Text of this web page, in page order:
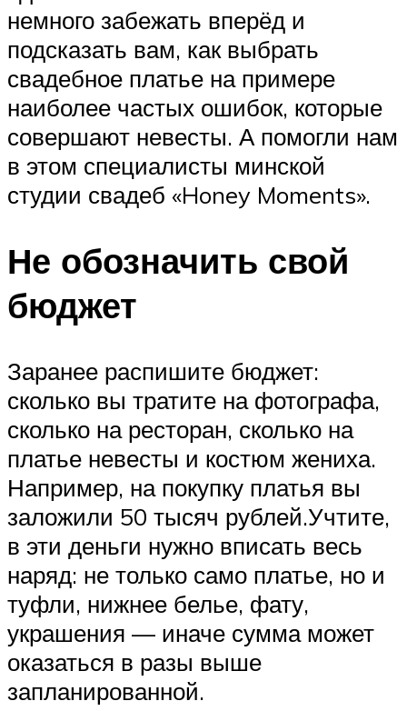
немного забежать вперёд и
подсказать вам, как выбрать
свадебное платье на примере
наиболее частых ошибок, которые
совершают невесты. А помогли нам
в этом специалисты минской
студии свадеб «Honey Moments».
Не обозначить свой
бюджет
Заранее распишите бюджет:
сколько вы тратите на фотографа,
сколько на ресторан, сколько на
платье невесты и костюм жениха.
Например, на покупку платья вы
заложили 50 тысяч рублей.Учтите,
в эти деньги нужно вписать весь
наряд: не только само платье, но и
туфли, нижнее белье, фату,
украшения — иначе сумма может
оказаться в разы выше
запланированной.